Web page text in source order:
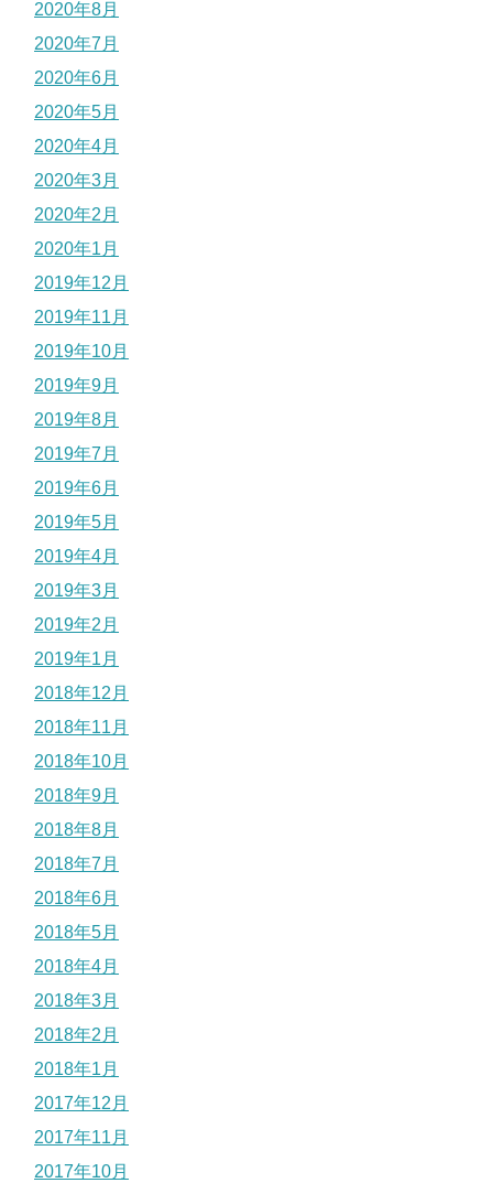
2020年8月
2020年7月
2020年6月
2020年5月
2020年4月
2020年3月
2020年2月
2020年1月
2019年12月
2019年11月
2019年10月
2019年9月
2019年8月
2019年7月
2019年6月
2019年5月
2019年4月
2019年3月
2019年2月
2019年1月
2018年12月
2018年11月
2018年10月
2018年9月
2018年8月
2018年7月
2018年6月
2018年5月
2018年4月
2018年3月
2018年2月
2018年1月
2017年12月
2017年11月
2017年10月